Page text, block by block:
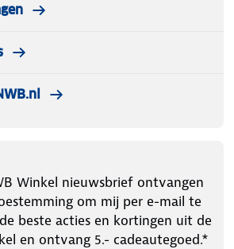
Winkel nieuwsbrief ontvangen
om mij per e-mail te
beste acties en kortingen uit de
en ontvang 5.- cadeautegoed.*